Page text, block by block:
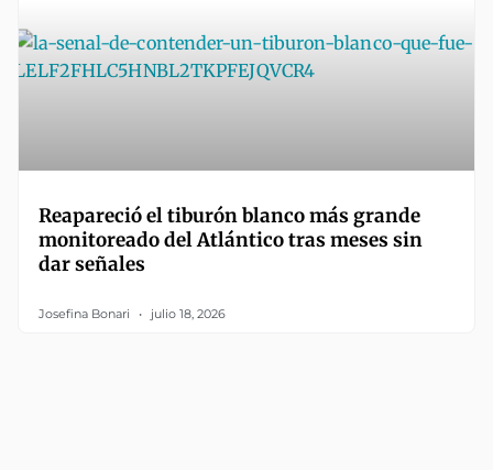
Reapareció el tiburón blanco más grande
monitoreado del Atlántico tras meses sin
dar señales
Josefina Bonari julio 18, 2026